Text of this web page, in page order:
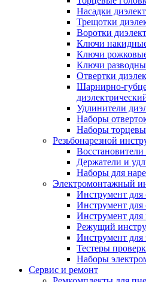
Насадки
Трещотки
Воротки
Ключи накидные
Ключи
Ключи
Отвертки
Шарнирно-
Удлинители
Наборы
Наборы
Резьбонарезной
Восстановители
Держатели и
Наборы для
Электромонтажный
Инструмент
Инструмент для
Инструмент для
Режущий
Инструмент для
Тестеры
Наборы
Сервис и ремонт